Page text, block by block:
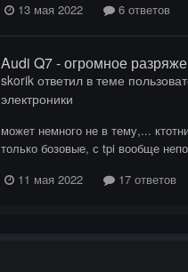
13 мая 2022
6 ответов
Audi Q7 - огромное
skorikответил в теме
электроники
может немного не в тему,...
только бозовые, с tpi вообще
11 мая 2022
17 ответов